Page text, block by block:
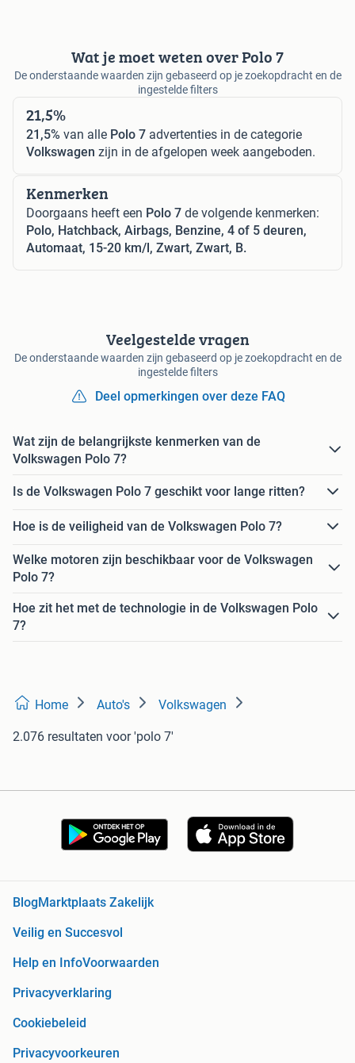
Wat je moet weten over Polo 7
De onderstaande waarden zijn gebaseerd op je zoekopdracht en de
ingestelde filters
21,5%
21,5% van alle Polo 7 advertenties in de categorie
Volkswagen zijn in de afgelopen week aangeboden.
Kenmerken
Doorgaans heeft een Polo 7 de volgende kenmerken:
Polo, Hatchback, Airbags, Benzine, 4 of 5 deuren,
Automaat, 15-20 km/l, Zwart, Zwart, B.
Veelgestelde vragen
De onderstaande waarden zijn gebaseerd op je zoekopdracht en de
ingestelde filters
Deel opmerkingen over deze FAQ
Wat zijn de belangrijkste kenmerken van de
Volkswagen Polo 7?
Is de Volkswagen Polo 7 geschikt voor lange ritten?
Hoe is de veiligheid van de Volkswagen Polo 7?
Welke motoren zijn beschikbaar voor de Volkswagen
Polo 7?
Hoe zit het met de technologie in de Volkswagen Polo
7?
Home Auto's Volkswagen
2.076 resultaten voor 'polo 7'
BlogMarktplaats Zakelijk
Veilig en Succesvol
Help en InfoVoorwaarden
Privacyverklaring
Cookiebeleid
Privacyvoorkeuren